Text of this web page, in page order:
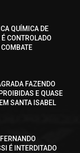
QUÍMICA DE
CONTROLADO
FAZENDO
E QUASE
SANTA ISABEL
É INTERDITADO